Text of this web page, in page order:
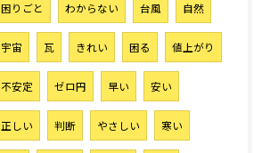
困りごと わからない 台風 自然
宇宙 瓦 きれい 困る 値上がり
不安定 ゼロ円 早い 安い
正しい 判断 やさしい 寒い